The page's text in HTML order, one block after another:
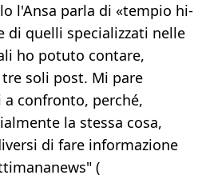
l'Ansa parla di «tempio hi-
di quelli specializzati nelle
ho potuto contare,
soli post. Mi pare
confronto, perché,
la stessa cosa,
di fare informazione
(